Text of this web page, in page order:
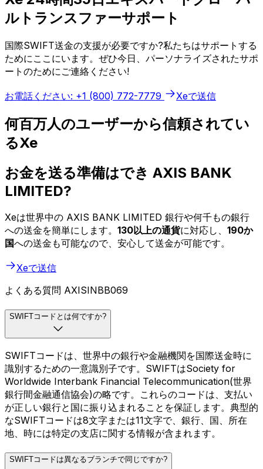
ルトランスファーサポート
国際SWIFT送金の支援が必要ですか?私たちはサポートする
ためにここにいます。ぜひ今日、パーソナライズされたサポ
ートのためにご連絡ください!
お電話ください: +1 (800) 772-7779 Xeで送信
何百万人のユーザーから信頼されてい
るXe
お金を送る準備はでき AXIS BANK
LIMITED?
Xeは世界中の AXIS BANK LIMITED 銀行や何千もの銀行
への送金を簡単にします。 130以上の通貨に対応し、 190か
国への送金も可能なので、安心して送金が可能です。
Xeで送信
よくある質問 AXISINBB069
SWIFTコードとは何ですか?
SWIFTコードは、世界中の銀行や金融機関を国際送金時に
識別するための一意識別子です。SWIFTはSociety for
Worldwide Interbank Financial Telecommunication(世界
銀行間金融通信協会)の略です。これらのコードは、支払い
が正しい銀行と国に振り込まれることを保証します。典型的
なSWIFTコードは8文字または11文字で、銀行、国、所在
地、時には特定の支店に関する情報が含まれます。
SWIFTコードは異なるブランチで同じですか?